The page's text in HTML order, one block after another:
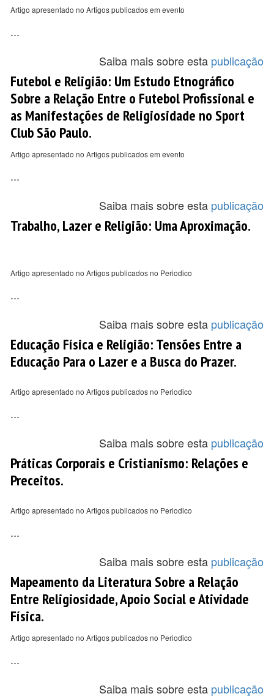
Artigo apresentado no Artigos publicados em evento
...
Saiba mais sobre esta publicação
Futebol e Religião: Um Estudo Etnográfico
Sobre a Relação Entre o Futebol Profissional e
as Manifestações de Religiosidade no Sport
Club São Paulo.
Artigo apresentado no Artigos publicados em evento
...
Saiba mais sobre esta publicação
Trabalho, Lazer e Religião: Uma Aproximação.
Artigo apresentado no Artigos publicados no Periodico
...
Saiba mais sobre esta publicação
Educação Física e Religião: Tensões Entre a
Educação Para o Lazer e a Busca do Prazer.
Artigo apresentado no Artigos publicados no Periodico
...
Saiba mais sobre esta publicação
Práticas Corporais e Cristianismo: Relações e
Preceitos.
Artigo apresentado no Artigos publicados no Periodico
...
Saiba mais sobre esta publicação
Mapeamento da Literatura Sobre a Relação
Entre Religiosidade, Apoio Social e Atividade
Física.
Artigo apresentado no Artigos publicados no Periodico
...
Saiba mais sobre esta publicação